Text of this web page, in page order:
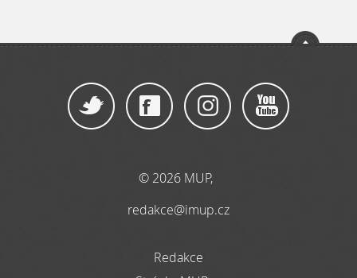
© 2026 MUP,
redakce@imup.cz
Redakce